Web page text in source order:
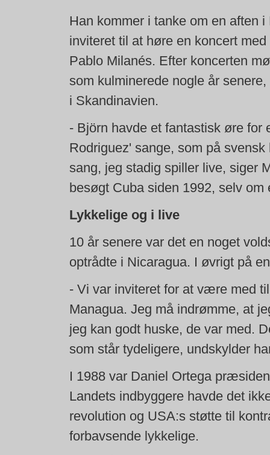
Han kommer i tanke om en aften
inviteret til at høre en koncert
Pablo Milanés. Efter koncerten
som kulminerede nogle år
i Skandinavien.
- Björn havde et fantastisk øre for
Rodriguez' sange, som på
sang, jeg stadig spiller live, siger
besøgt Cuba siden 1992, selv
Lykkelige og i live
10 år senere var det en noget
optrådte i Nicaragua. I øvrigt på
- Vi var inviteret for at være med
Managua. Jeg må indrømme, at
jeg kan godt huske, de var med.
som står tydeligere, undskylder
I 1988 var Daniel Ortega
Landets indbyggere havde det
revolution og USA:s støtte til
forbavsende lykkelige.